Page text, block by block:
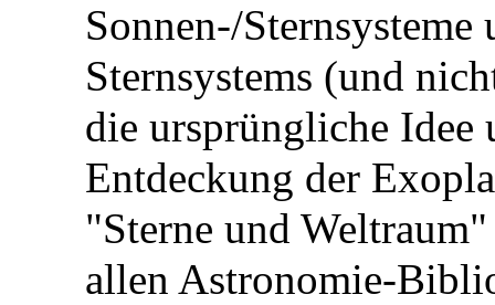
Sonnen-/
Sternsystems (und
die ursprüngliche Idee
Entdeckung der
"Sterne und
allen Astronomie-